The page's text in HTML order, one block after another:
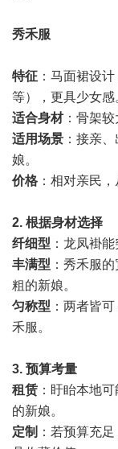
秀禾服
特征 ：马面裙设
等），更具少女感
适合身材：骨架较
适用场景 ：接亲
娘。
价格 ：相对亲民
2. 根据身材选择
纤细型 ：龙凤褂
丰满型 ：秀禾服
粗的新娘。
匀称型 ：两者皆
禾服。
3. 预算考量
租赁 ：盱眙本地
的新娘。
定制 ：若预算充